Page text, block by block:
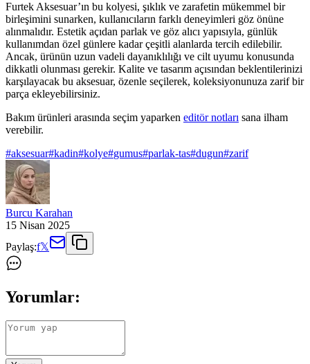
Furtek Aksesuar’ın bu kolyesi, şıklık ve zarafetin mükemmel bir
birleşimini sunarken, kullanıcıların farklı deneyimleri göz önüne
alınmalıdır. Estetik açıdan parlak ve göz alıcı yapısıyla, günlük
kullanımdan özel günlere kadar çeşitli alanlarda tercih edilebilir.
Ancak, ürünün uzun vadeli dayanıklılığı ve cilt uyumu konusunda
dikkatli olunması gerekir. Kalite ve tasarım açısından beklentilerinizi
karşılayacak bu aksesuar, özenle seçilerek, koleksiyonunuza zarif bir
parça ekleyebilirsiniz.
Bakım ürünleri arasında seçim yaparken editör notları sana ilham
verebilir.
#aksesuar#kadin#kolye#gumus#parlak-tas#dugun#zarif
Burcu Karahan
15 Nisan 2025
Paylaş:f𝕏
Yorumlar: